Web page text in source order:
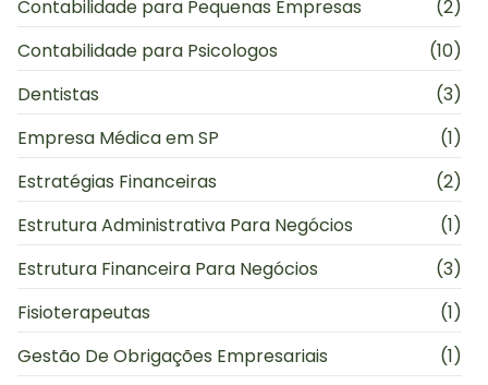
Contabilidade para Pequenas Empresas
(2)
Contabilidade para Psicologos
(10)
Dentistas
(3)
Empresa Médica em SP
(1)
Estratégias Financeiras
(2)
Estrutura Administrativa Para Negócios
(1)
Estrutura Financeira Para Negócios
(3)
Fisioterapeutas
(1)
Gestão De Obrigações Empresariais
(1)